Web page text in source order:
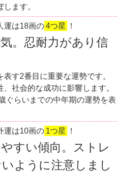
ます。
運は18画の4つ星 ！
。忍耐力があり信
す2番目に重要な運勢です。
、社会的な成功に影響します。
ぐらいまでの中年期の運勢を表
運は10画の 1つ星 ！
すい傾向。ストレ
ように注意しまし